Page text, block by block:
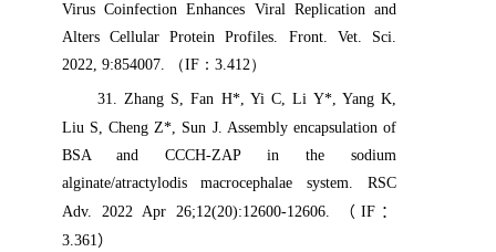
Virus Coinfection Enhances Viral Replication and
Alters Cellular Protein Profiles. Front. Vet. Sci.
2022, 9:854007.
（IF： 3.412）
31. Zhang S, Fan H*, Yi C, Li Y*, Yang K,
Liu S, Cheng Z*, Sun J. Assembly encapsulation of
BSA and CCCH-ZAP in the sodium
alginate/atractylodis macrocephalae system. RSC
Adv. 2022 Apr 26;12(20):12600-12606.
（IF ：
3.361）